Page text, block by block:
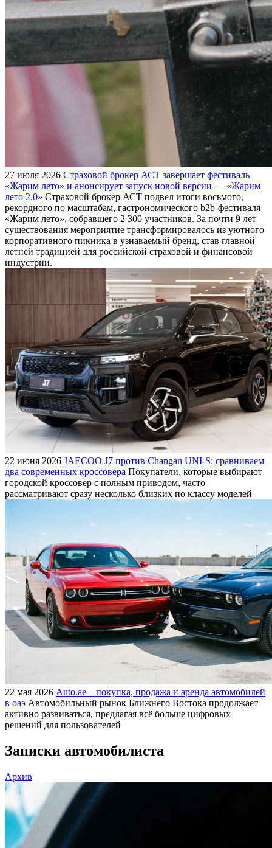
27 июля 2026 Страховой брокер АСТ завершает фестиваль
«Жарим лето» и анонсирует запуск новой версии — «Жарим
лето 2.0» Страховой брокер АСТ подвел итоги восьмого,
рекордного по масштабам, гастрономического b2b-фестиваля
«Жарим лето», собравшего 2 300 участников. За почти 9 лет
существования мероприятие трансформировалось из уютного
корпоративного пикника в узнаваемый бренд, став главной
летней традицией для российской страховой и финансовой
индустрии.
22 июня 2026 JAECOO J7 против Changan UNI-S: сравниваем
два современных кроссовера Покупатели, которые выбирают
городской кроссовер с полным приводом, часто
рассматривают сразу несколько близких по классу моделей
22 мая 2026 Auto.ae – покупка, продажа и аренда автомобилей
в оаэ Автомобильный рынок Ближнего Востока продолжает
активно развиваться, предлагая всё больше цифровых
решений для пользователей
Записки автомобилиста
Архив